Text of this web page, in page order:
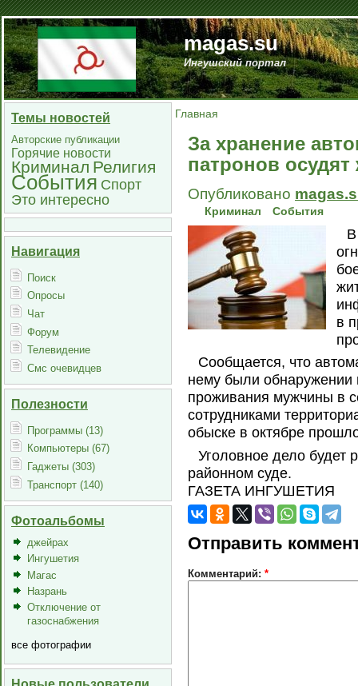
magas.su
Ингушский портал
Темы новостей
Авторские публикации
Горячие новости
Криминал Религия
События Спорт
Это интересно
Навигация
Поиск
Опросы
Чат
Форум
Телевидение
Смс очевидцев
Полезности
Программы (13)
Компьютеры (67)
Гаджеты (303)
Транспорт (140)
Фотоальбомы
джейрах
Ингушетия
Магас
Назрань
Отключение от
газоснабжения
все фотографии
Главная
За хранение
патронов
Опубликовано
Криминал События
в
Сообщается, что
нему были обнаружении
проживания мужчины в
сотрудниками
обыске в октябре
Уголовное дело будет
районном суде.
ГАЗЕТА ИНГУШЕТИЯ
Отправить
Комментарий: *